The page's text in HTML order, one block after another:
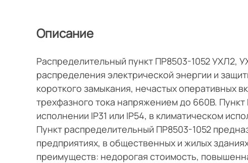
Описание
Распределительный пункт ПР8503-1052 УХЛ2,
распределения электрической энергии и
короткого замыкания, нечастых оперативных
трехфазного тока напряжением до 660В.
исполнении IP31 или IP54, в климатическом
Пункт распределительный ПР8503-1052
предприятиях, в общественных и жилых
преимуществ: недорогая стоимость,